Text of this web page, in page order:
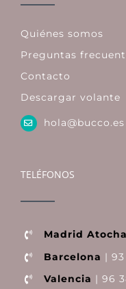
Quiénes somos
Preguntas
Contacto
Descargar volante
hola@bucco.es
TELÉFONOS
Madrid Atocha
Barcelona | 93
Valencia | 96